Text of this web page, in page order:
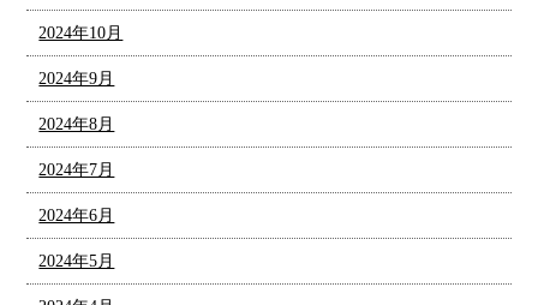
2024年10月
2024年9月
2024年8月
2024年7月
2024年6月
2024年5月